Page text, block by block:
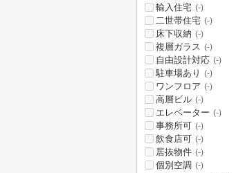
輸入住宅 (-)
二世帯住宅 (-)
床下収納 (-)
複層ガラス (-)
自由設計対応 (-)
駐車場あり (-)
ワンフロア (-)
高層ビル (-)
エレベーター (-)
事務所可 (-)
飲食店可 (-)
居抜物件 (-)
個別空調 (-)